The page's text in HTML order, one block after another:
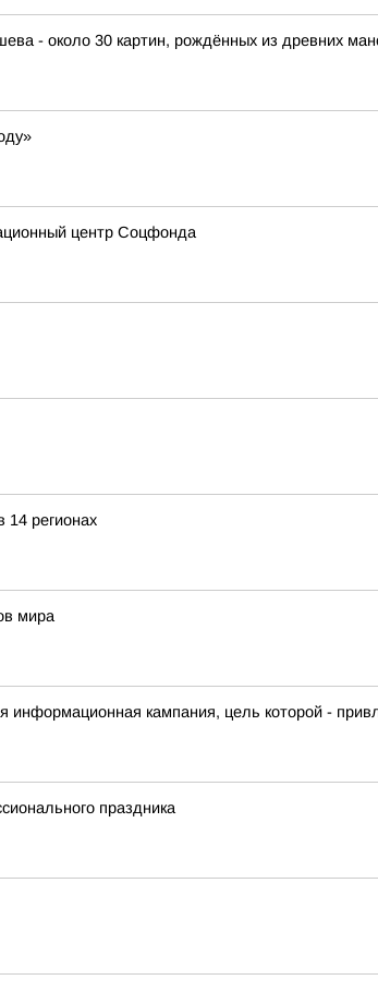
- около 30 картин, рождённых из древних
центр Соцфонда
регионах
мира
кампания, цель которой -
праздника